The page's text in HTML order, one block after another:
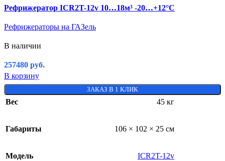
Рефрижератор ICR2T-12v 10…18м³ -20…+12°C
Рефрижераторы на ГАЗель
В наличии
257480 руб.
В корзину
ЗАКАЗ В 1 КЛИК
Вес 45 кг
Габариты 106 × 102 × 25 см
Модель ICR2T-12v